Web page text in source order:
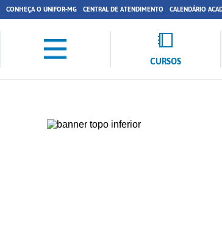
CONHEÇA O UNIFOR-MG CENTRAL DE ATENDIMENTO CALENDÁRIO
CURSOS